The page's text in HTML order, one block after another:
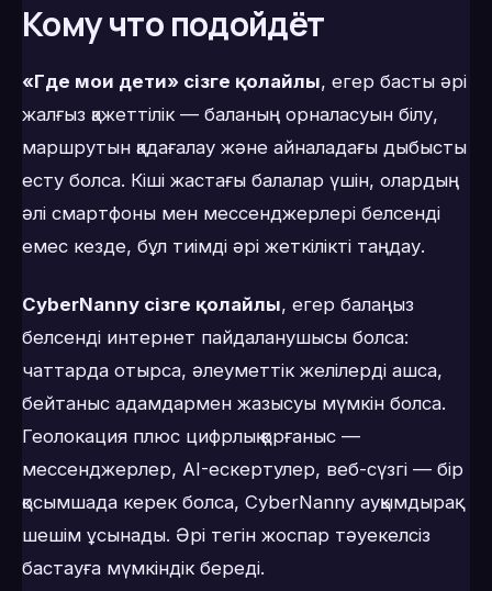
Кому что подойдёт
«Где мои дети» сізге қолайлы, егер басты әрі
жалғыз қажеттілік — баланың орналасуын білу,
маршрутын қадағалау және айналадағы дыбысты
есту болса. Кіші жастағы балалар үшін, олардың
әлі смартфоны мен мессенджерлері белсенді
емес кезде, бұл тиімді әрі жеткілікті таңдау.
CyberNanny сізге қолайлы, егер балаңыз
белсенді интернет пайдаланушысы болса:
чаттарда отырса, әлеуметтік желілерді ашса,
бейтаныс адамдармен жазысуы мүмкін болса.
Геолокация плюс цифрлық қорғаныс —
мессенджерлер, AI-ескертулер, веб-сүзгі — бір
қосымшада керек болса, CyberNanny ауқымдырақ
шешім ұсынады. Әрі тегін жоспар тәуекелсіз
бастауға мүмкіндік береді.